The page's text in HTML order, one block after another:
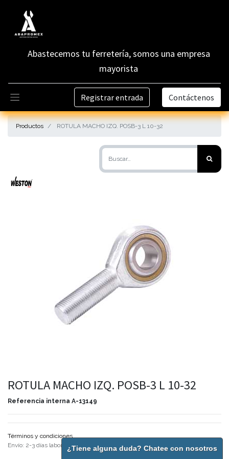
Abastecemos tu ferretería, somos una empresa
mayorista
Registrar entrada Contáctenos
Productos ROTULA MACHO IZQ. POSB-3 L 10-32
ROTULA MACHO IZQ. POSB-3 L 10-32
Referencia interna A-13149
Términos y condiciones
Envío: 2-3 días laborales¿Tiene alguna duda? Chatee con nosotros